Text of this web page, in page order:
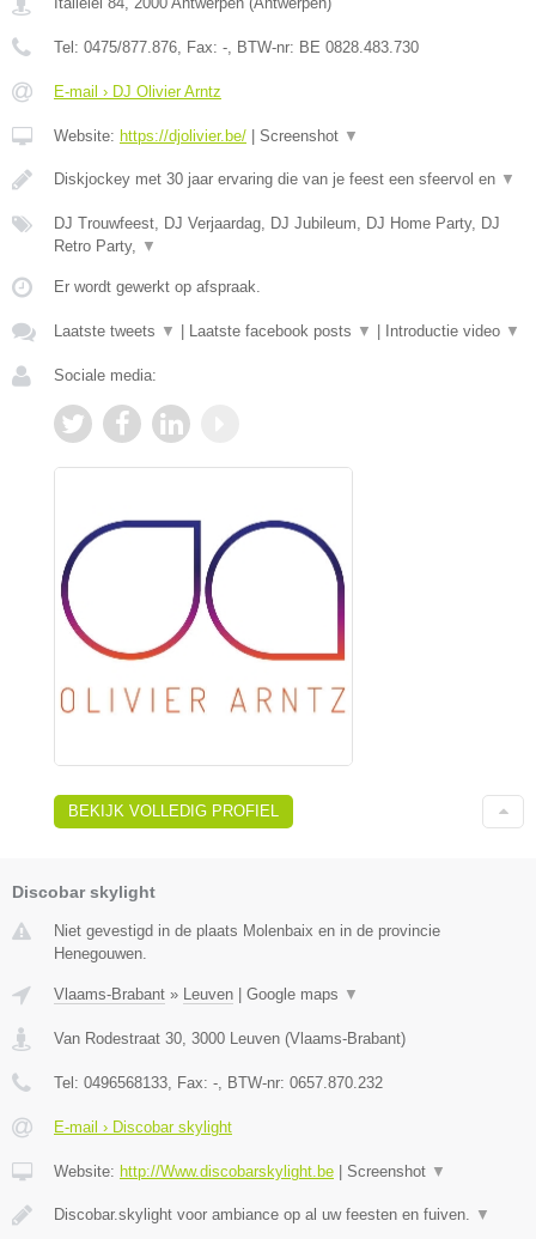
Tel: 0475/877.876, Fax: -, BTW-nr: BE 0828.483.730
E-mail › DJ Olivier Arntz
Website: https://djolivier.be/ Screenshot ▼
Diskjockey met 30 jaar ervaring die van je feest een sfeervol en ▼
DJ Trouwfeest, DJ Verjaardag, DJ Jubileum, DJ Home Party, DJ
Retro Party, ▼
Er wordt gewerkt op afspraak.
Laatste tweets ▼ Laatste facebook posts ▼ Introductie video ▼
Sociale media:
BEKIJK VOLLEDIG PROFIEL
Discobar skylight
Niet gevestigd in de plaats Molenbaix en in de provincie
Henegouwen.
Vlaams-Brabant » Leuven Google maps ▼
Van Rodestraat 30, 3000 Leuven (Vlaams-Brabant)
Tel: 0496568133, Fax: -, BTW-nr: 0657.870.232
E-mail › Discobar skylight
Website: http://Www.discobarskylight.be Screenshot ▼
Discobar.skylight voor ambiance op al uw feesten en fuiven. ▼